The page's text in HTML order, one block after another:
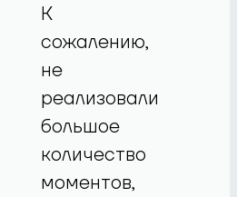
К
сожалению,
не
реализовали
большое
количество
моментов,